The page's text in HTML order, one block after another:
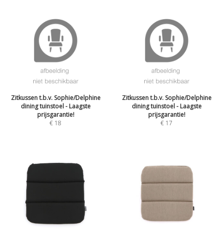
Zitkussen t.b.v. Sophie/Delphine
dining tuinstoel - Laagste
prijsgarantie!
€ 18
Zitkussen t.b.v. Sophie/Delphine
dining tuinstoel - Laagste
prijsgarantie!
€ 17